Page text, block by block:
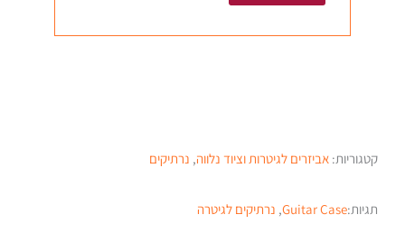
קטגוריות: אביזרים לגיטרות וציוד נלווה, נרתיקים
תגיות:Guitar Case
, נרתיקים לגיטרה